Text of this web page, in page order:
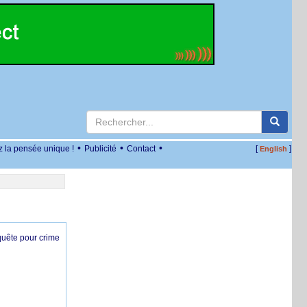
la pensée unique ! • Publicité • Contact • [English ]
pour crime